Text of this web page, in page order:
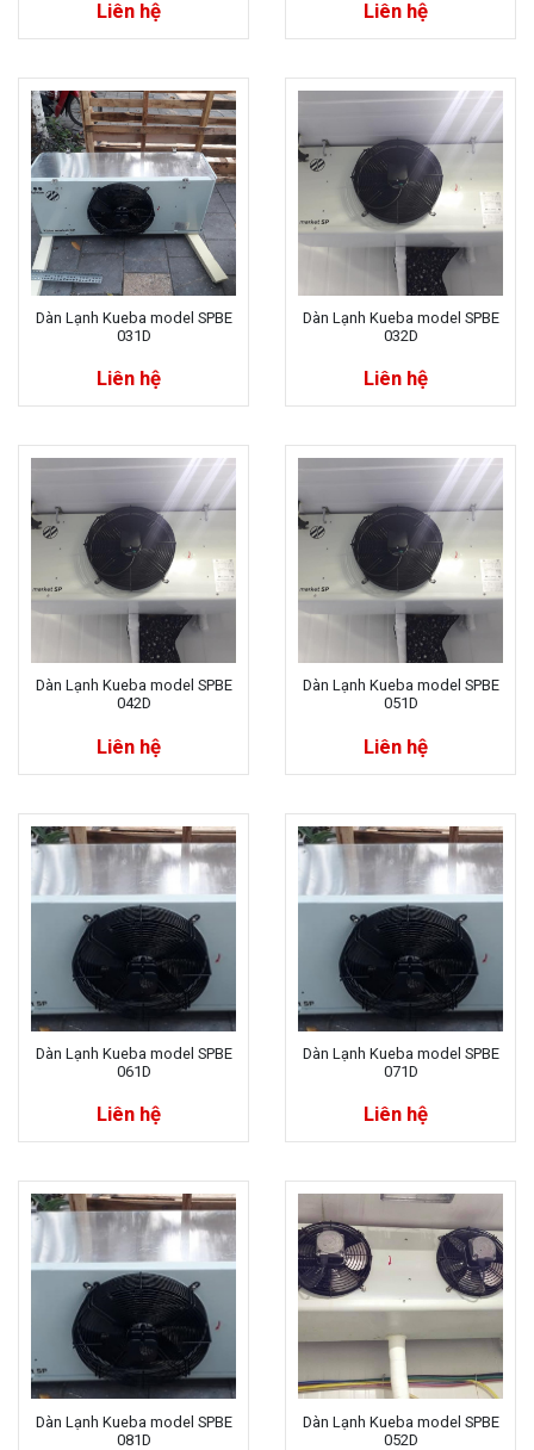
Liên hệ Liên hệ
Dàn Lạnh Kueba model SPBE
031D
Liên hệ
Dàn Lạnh Kueba model SPBE
032D
Liên hệ
Dàn Lạnh Kueba model SPBE
042D
Liên hệ
Dàn Lạnh Kueba model SPBE
051D
Liên hệ
Dàn Lạnh Kueba model SPBE
061D
Liên hệ
Dàn Lạnh Kueba model SPBE
071D
Liên hệ
Dàn Lạnh Kueba model SPBE
081D
Dàn Lạnh Kueba model SPBE
052D